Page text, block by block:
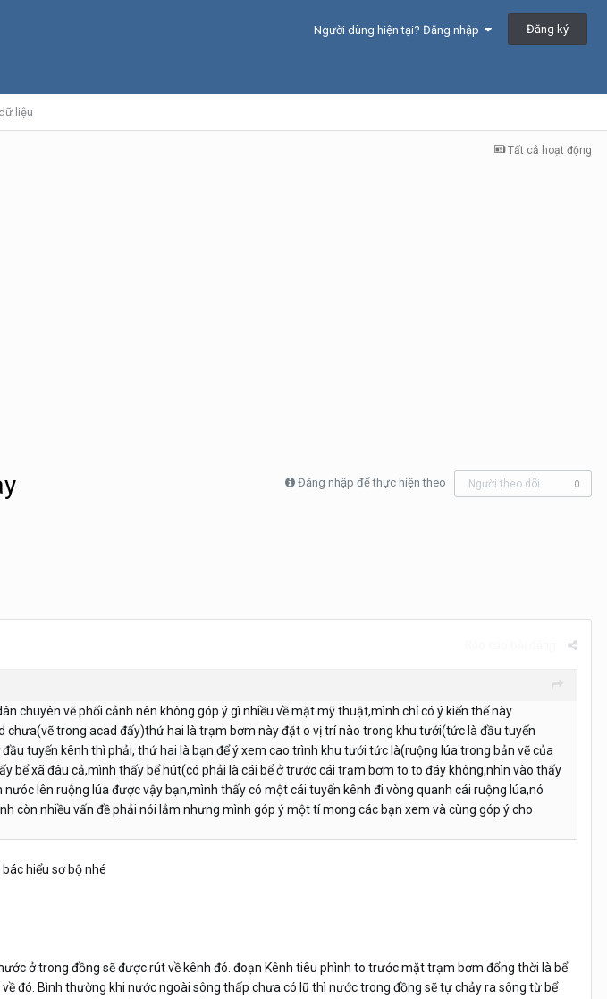
Người dùng hiện tại? Đăng nhập Đăng ký
liệu
Tất cả hoạt động
Đăng nhập để thực hiện theo Người theo dõi 0
chuyên vẽ phối cảnh nên không góp ý gì nhiều về mặt mỹ thuật,mình chỉ có ý kiến thế này
chưa(vẽ trong acad đấy)thứ hai là trạm bơm này đặt o vị trí nào trong khu tưới(tức là đầu tuyến
tuyến kênh thì phải, thứ hai là bạn để ý xem cao trình khu tưới tức là(ruộng lúa trong bản vẽ của
bể xã đâu cả,mình thấy bể hút(có phải là cái bể ở trước cái trạm bơm to to đáy không,nhìn vào thấy
lên ruộng lúa được vậy bạn,mình thấy có một cái tuyến kênh đi vòng quanh cái ruộng lúa,nó
còn nhiều vấn đề phải nói lắm nhưng mình góp ý một tí mong các bạn xem và cùng góp ý cho
hiểu sơ bộ nhé
ở trong đồng sẽ được rút về kênh đó. đoạn Kênh tiêu phình to trước mặt trạm bơm đổng thời là bể
đó. Bình thường khi nước ngoài sông thấp chưa có lũ thì nước trong đồng sẽ tự chảy ra sông từ bể